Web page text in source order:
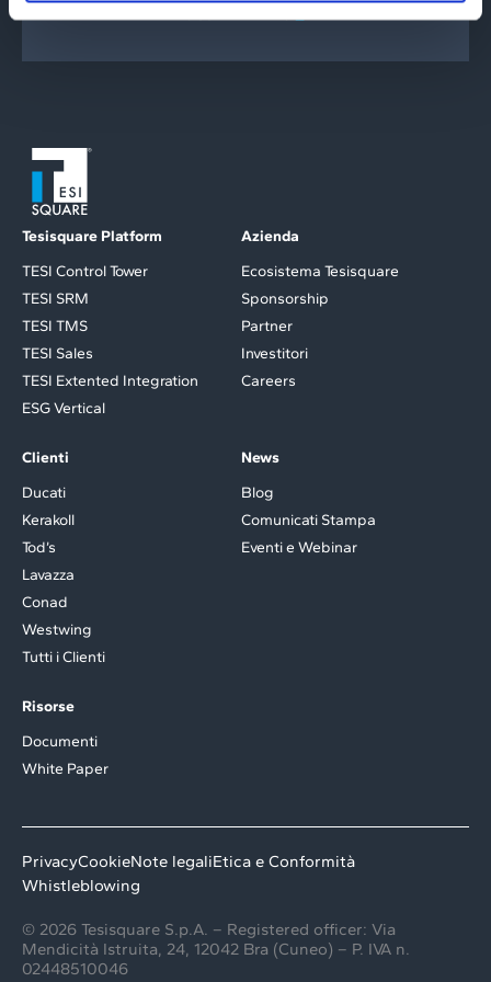
Tesisquare Platform
TESI Control Tower
TESI SRM
TESI TMS
TESI Sales
TESI Extented Integration
ESG Vertical
Azienda
Ecosistema Tesisquare
Sponsorship
Partner
Investitori
Careers
Clienti
Ducati
Kerakoll
Tod’s
Lavazza
Conad
Westwing
Tutti i Clienti
News
Blog
Comunicati Stampa
Eventi e Webinar
Risorse
Documenti
White Paper
PrivacyCookieNote legaliEtica e Conformità
Whistleblowing
© 2026 Tesisquare S.p.A. – Registered officer: Via
Mendicità Istruita, 24, 12042 Bra (Cuneo) – P. IVA n.
02448510046